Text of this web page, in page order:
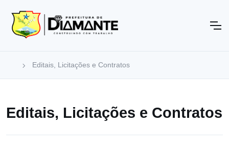
Editais, Licitações e Contratos
Editais, Licitações e Contratos